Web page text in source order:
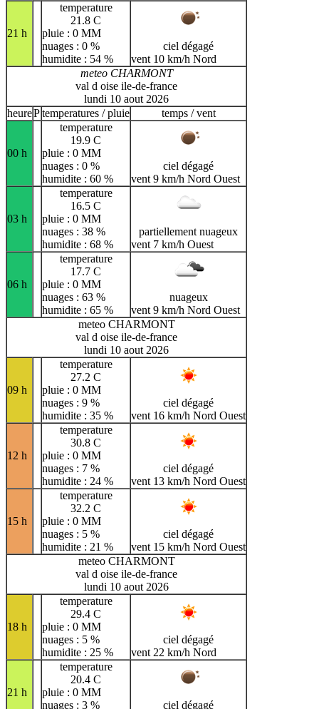
21 h
temperature
21.8 C
pluie : 0 MM
nuages : 0 %
humidite : 54 %
ciel dégagé
vent 10 km/h Nord
meteo CHARMONT
val d oise ile-de-france
lundi 10 aout 2026
heurePtemperatures / pluie temps / vent
00 h
temperature
19.9 C
pluie : 0 MM
nuages : 0 %
humidite : 60 %
ciel dégagé
vent 9 km/h Nord Ouest
03 h
temperature
16.5 C
pluie : 0 MM
nuages : 38 %
humidite : 68 %
partiellement nuageux
vent 7 km/h Ouest
06 h
temperature
17.7 C
pluie : 0 MM
nuages : 63 %
humidite : 65 %
nuageux
vent 9 km/h Nord Ouest
meteo CHARMONT
val d oise ile-de-france
lundi 10 aout 2026
09 h
temperature
27.2 C
pluie : 0 MM
nuages : 9 %
humidite : 35 %
ciel dégagé
vent 16 km/h Nord Ouest
12 h
temperature
30.8 C
pluie : 0 MM
nuages : 7 %
humidite : 24 %
ciel dégagé
vent 13 km/h Nord Ouest
15 h
temperature
32.2 C
pluie : 0 MM
nuages : 5 %
humidite : 21 %
ciel dégagé
vent 15 km/h Nord Ouest
meteo CHARMONT
val d oise ile-de-france
lundi 10 aout 2026
18 h
temperature
29.4 C
pluie : 0 MM
nuages : 5 %
humidite : 25 %
ciel dégagé
vent 22 km/h Nord
21 h
temperature
20.4 C
pluie : 0 MM
nuages : 3 %
ciel dégagé